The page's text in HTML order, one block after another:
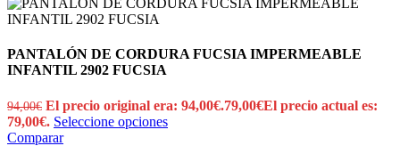
PANTALÓN DE CORDURA FUCSIA IMPERMEABLE
INFANTIL 2902 FUCSIA
94,00€ El precio original era: 94,00€.79,00€El precio actual es:
79,00€. Seleccione opciones
Comparar